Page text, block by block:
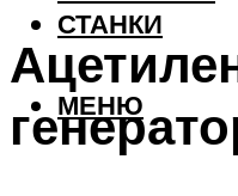
СТАНКИ
МЕНЮ